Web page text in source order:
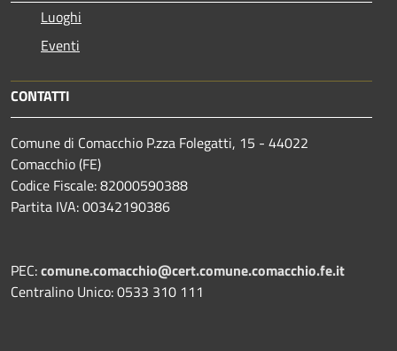
Luoghi
Eventi
CONTATTI
Comune di Comacchio P.zza Folegatti, 15 - 44022
Comacchio (FE)
Codice Fiscale: 82000590388
Partita IVA: 00342190386
PEC:comune.comacchio@cert.comune.comacchio.fe.it
Centralino Unico: 0533 310 111